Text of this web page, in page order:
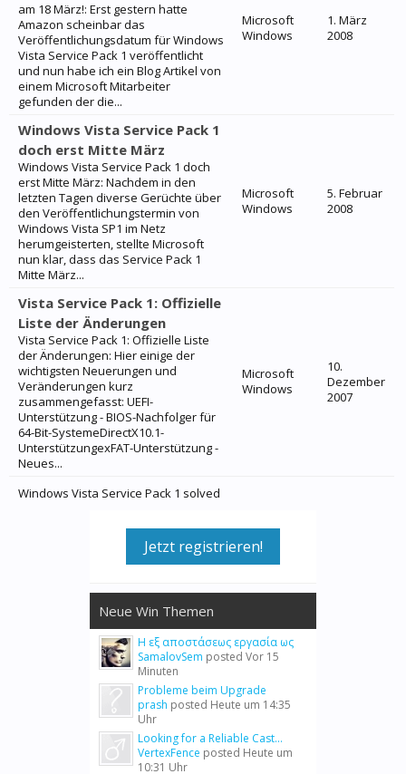
am 18 März!: Erst gestern hatte
Amazon scheinbar das
Veröffentlichungsdatum für Windows
Vista Service Pack 1 veröffentlicht
und nun habe ich ein Blog Artikel von
einem Microsoft Mitarbeiter
gefunden der die...
Microsoft
Windows
1. März
2008
Windows Vista Service Pack 1
doch erst Mitte März
Windows Vista Service Pack 1 doch
erst Mitte März: Nachdem in den
letzten Tagen diverse Gerüchte über
den Veröffentlichungstermin von
Windows Vista SP1 im Netz
herumgeisterten, stellte Microsoft
nun klar, dass das Service Pack 1
Mitte März...
Microsoft
Windows
5. Februar
2008
Vista Service Pack 1: Offizielle
Liste der Änderungen
Vista Service Pack 1: Offizielle Liste
der Änderungen: Hier einige der
wichtigsten Neuerungen und
Veränderungen kurz
zusammengefasst: UEFI-
Unterstützung - BIOS-Nachfolger für
64-Bit-SystemeDirectX10.1-
UnterstützungexFAT-Unterstützung -
Neues...
Microsoft
Windows
10.
Dezember
2007
Windows Vista Service Pack 1 solved
Jetzt registrieren!
Neue Win Themen
Η εξ αποστάσεως εργασία ως
SamalovSem posted Vor 15
Minuten
Probleme beim Upgrade
prash posted Heute um 14:35
Uhr
Looking for a Reliable Cast...
VertexFence posted Heute um
10:31 Uhr